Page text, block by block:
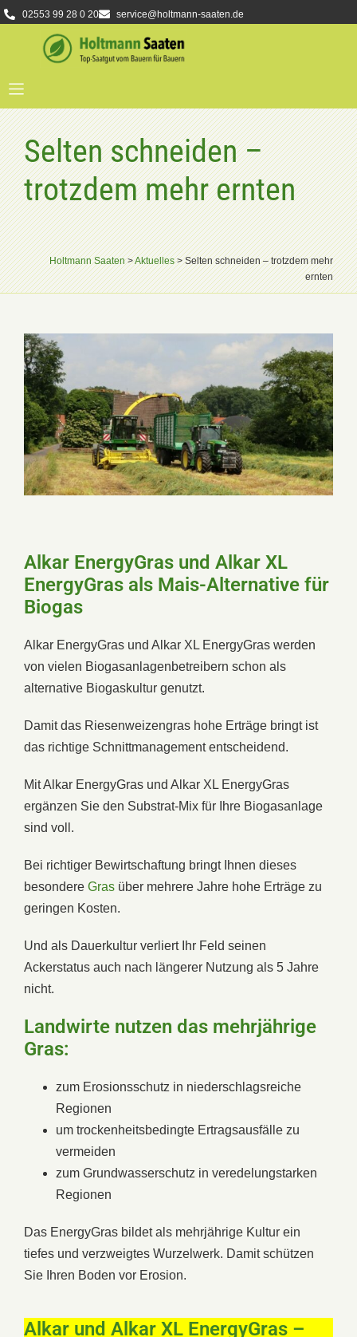
02553 99 28 0 20 service@holtmann-saaten.de
Selten schneiden –
trotzdem mehr ernten
Holtmann Saaten>Aktuelles>Selten schneiden – trotzdem mehr
ernten
Alkar EnergyGras und Alkar XL
EnergyGras als Mais-Alternative für
Biogas
Alkar EnergyGras und Alkar XL EnergyGras werden
von vielen Biogasanlagenbetreibern schon als
alternative Biogaskultur genutzt.
Damit das Riesenweizengras hohe Erträge bringt ist
das richtige Schnittmanagement entscheidend.
Mit Alkar EnergyGras und Alkar XL EnergyGras
ergänzen Sie den Substrat-Mix für Ihre Biogasanlage
sind voll.
Bei richtiger Bewirtschaftung bringt Ihnen dieses
besondere Gras über mehrere Jahre hohe Erträge zu
geringen Kosten.
Und als Dauerkultur verliert Ihr Feld seinen
Ackerstatus auch nach längerer Nutzung als 5 Jahre
nicht.
Landwirte nutzen das mehrjährige
Gras:
zum Erosionsschutz in niederschlagsreiche
Regionen
um trockenheitsbedingte Ertragsausfälle zu
vermeiden
zum Grundwasserschutz in veredelungstarken
Regionen
Das EnergyGras bildet als mehrjährige Kultur ein
tiefes und verzweigtes Wurzelwerk. Damit schützen
Sie Ihren Boden vor Erosion.
Alkar und Alkar XL EnergyGras –